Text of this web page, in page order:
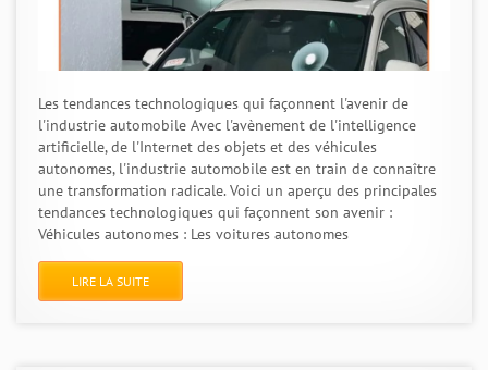
Les tendances technologiques qui façonnent l'avenir de
l'industrie automobile Avec l'avènement de l'intelligence
artificielle, de l'Internet des objets et des véhicules
autonomes, l'industrie automobile est en train de connaître
une transformation radicale. Voici un aperçu des principales
tendances technologiques qui façonnent son avenir :
Véhicules autonomes : Les voitures autonomes
LIRE LA SUITE